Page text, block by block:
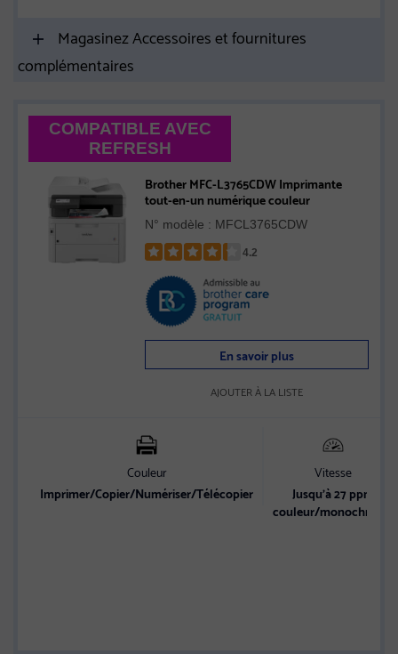
Magasinez Accessoires et fournitures
complémentaires
COMPATIBLE AVEC
REFRESH
Brother MFC-L3765CDW Imprimante
tout-en-un numérique couleur
N° modèle : MFCL3765CDW
4.2
4.2
out
of
5
En savoir plus
AJOUTER À LA LISTE
Couleur
Imprimer/Copier/Numériser/Télécopier
Vitesse
Jusqu’à 27 ppm
couleur/monochrome